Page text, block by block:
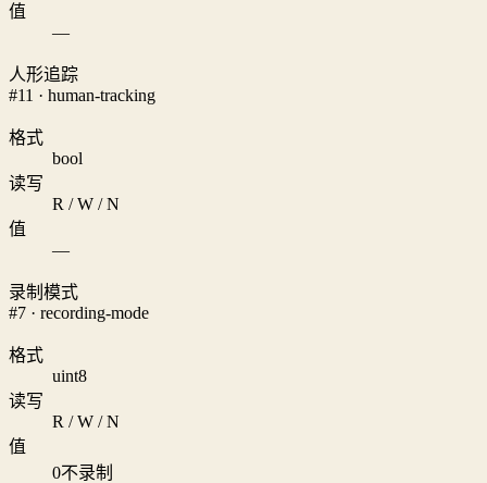
值
—
人形追踪
#11 · human-tracking
格式
bool
读写
R / W / N
值
—
录制模式
#7 · recording-mode
格式
uint8
读写
R / W / N
值
0不录制